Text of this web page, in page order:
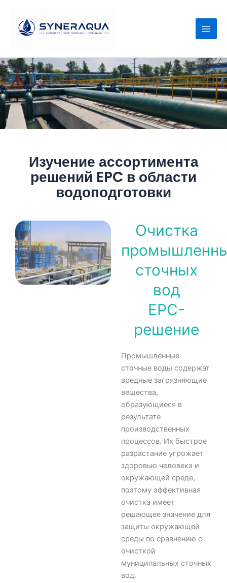
содержимому
Изучение ассортимента
решений EPC в области
водоподготовки
Очистка
сточных
вод
EPC-
решение
Промышленные
сточные воды содержат
вредные загрязняющие
вещества,
образующиеся в
результате
производственных
процессов. Их быстрое
разрастание угрожает
здоровью человека и
окружающей среде,
поэтому эффективная
очистка имеет
решающее значение для
защиты окружающей
среды по сравнению с
очисткой
муниципальных сточных
вод.